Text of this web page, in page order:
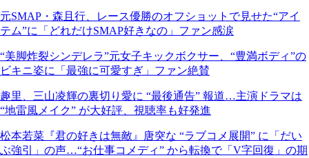
元SMAP・森且行、レース優勝のオフショットで見せた“アイ
テム”に「どれだけSMAP好きなの」ファン感涙
“美脚炸裂シンデレラ”元女子キックボクサー、“豊満ボディ”の
ビキニ姿に「最強に可愛すぎ」ファン絶賛
趣里、三山凌輝の裏切り愛に “最後通告” 報道…主演ドラマは
“地雷風メイク” が大好評、視聴率も好発進
松本若菜『君の好きは無敵』唐突な “ラブコメ展開” に「だい
ぶ強引」の声…“お仕事コメディ” から転換で「V字回復」の期